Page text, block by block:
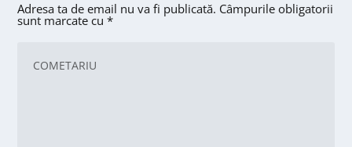
Adresa ta de email nu va fi publicată. Câmpurile obligatorii
sunt marcate cu*